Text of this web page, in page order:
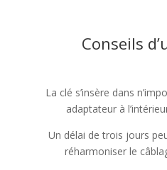
Conseils
La clé s’insère dans
adaptateur à
Un délai de trois jours
réharmoniser le